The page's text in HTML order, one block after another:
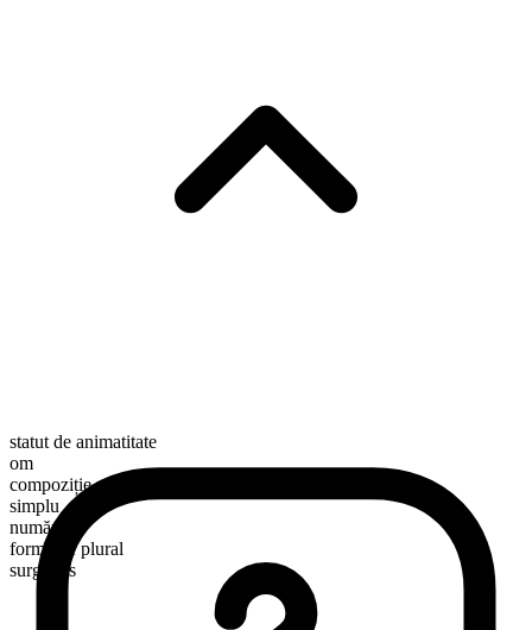
statut de animatitate
om
compoziție morfologică
simplu
numărabil
formă de plural
surgeons